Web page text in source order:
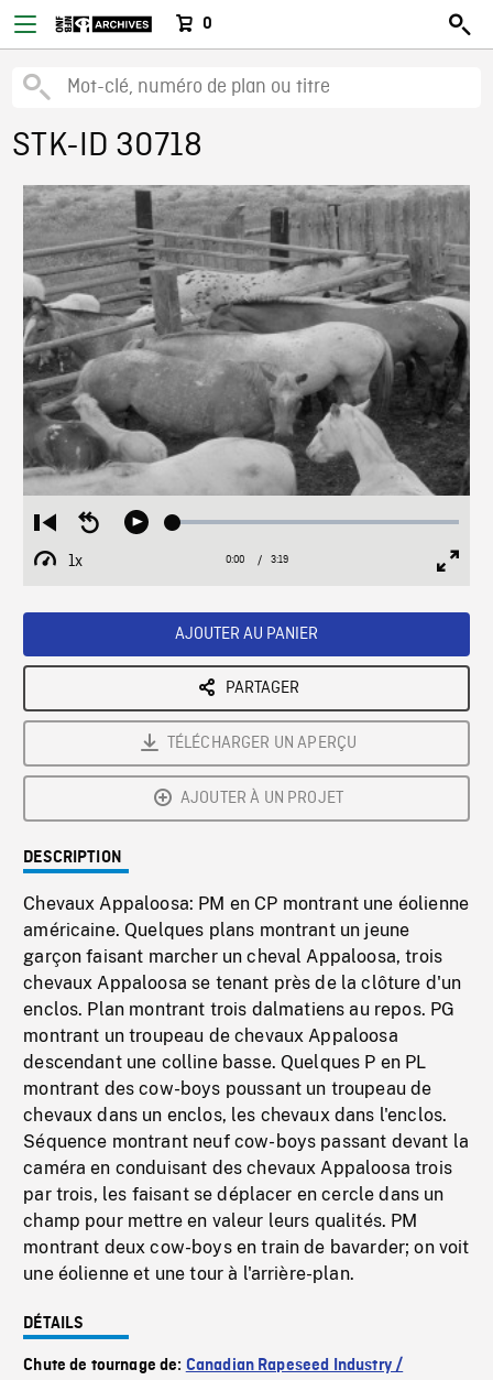
0
STK-ID 30718
Restart
from
beginning
Seek
Play Loaded:
1x
Playback
Current
0:00 / Duration
3:19
AJOUTER AU PANIER
PARTAGER
TÉLÉCHARGER UN APERÇU
AJOUTER À UN PROJET
DESCRIPTION
Chevaux Appaloosa: PM en CP montrant une éolienne
américaine. Quelques plans montrant un jeune
garçon faisant marcher un cheval Appaloosa, trois
chevaux Appaloosa se tenant près de la clôture d'un
enclos. Plan montrant trois dalmatiens au repos. PG
montrant un troupeau de chevaux Appaloosa
descendant une colline basse. Quelques P en PL
montrant des cow-boys poussant un troupeau de
chevaux dans un enclos, les chevaux dans l'enclos.
Séquence montrant neuf cow-boys passant devant la
caméra en conduisant des chevaux Appaloosa trois
par trois, les faisant se déplacer en cercle dans un
champ pour mettre en valeur leurs qualités. PM
montrant deux cow-boys en train de bavarder; on voit
une éolienne et une tour à l'arrière-plan.
DÉTAILS
Chute de tournage de: Canadian Rapeseed Industry /